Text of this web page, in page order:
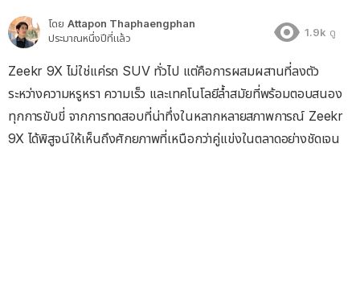
โดย Attapon Thaphaengphan
ประมาณหนึ่งปีที่แล้ว
1.9k ดู
Zeekr 9X ไม่ใช่แค่รถ SUV ทั่วไป แต่คือการผสมผสานที่ลงตัว
ระหว่างความหรูหรา ความเร็ว และเทคโนโลยีล้ำสมัยที่พร้อมตอบสนอง
ทุกการขับขี่ จากการทดสอบที่น่าทึ่งในหลากหลายสภาพการณ์ Zeekr
9X ได้พิสูจน์ให้เห็นถึงศักยภาพที่เหนือกว่าคู่แข่งในตลาดอย่างชัดเจน